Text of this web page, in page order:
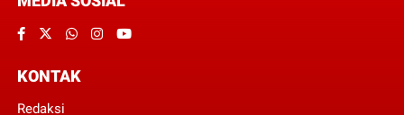
KONTAK
Redaksi